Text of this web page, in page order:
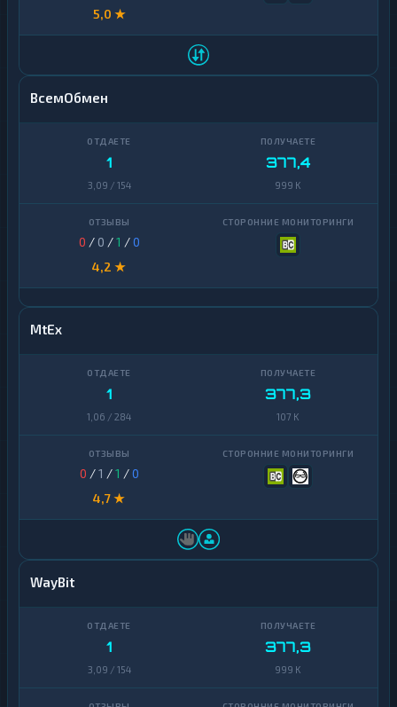
5,0 ★
ВсемОбмен
1
3,09 / 154
377,4
999 K
0 / 0 /1 /0
4,2 ★
MtEx
1
1,06 / 284
377,3
107 K
0 /1 /1 /0
4,7 ★
WayBit
1
3,09 / 154
377,3
999 K